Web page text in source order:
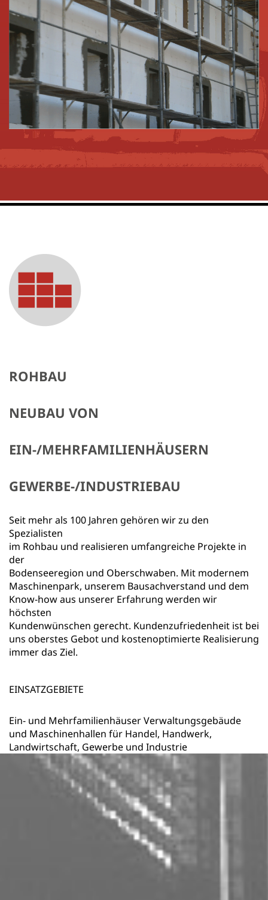
ROHBAU
NEUBAU VON
EIN-/MEHRFAMILIENHÄUSERN
GEWERBE-/INDUSTRIEBAU
Seit mehr als 100 Jahren gehören wir zu den
Spezialisten
im Rohbau und realisieren umfangreiche Projekte in
der
Bodenseeregion und Oberschwaben. Mit modernem
Maschinenpark, unserem Bausachverstand und dem
Know-how aus unserer Erfahrung werden wir
höchsten
Kundenwünschen gerecht. Kundenzufriedenheit ist bei
uns oberstes Gebot und kostenoptimierte Realisierung
immer das Ziel.
EINSATZGEBIETE
Ein- und Mehrfamilienhäuser Verwaltungsgebäude
und Maschinenhallen für Handel, Handwerk,
Landwirtschaft, Gewerbe und Industrie